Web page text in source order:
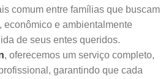
comum entre famílias que buscam
econômico e ambientalmente
de seus entes queridos.
, oferecemos um serviço completo,
garantindo que cada